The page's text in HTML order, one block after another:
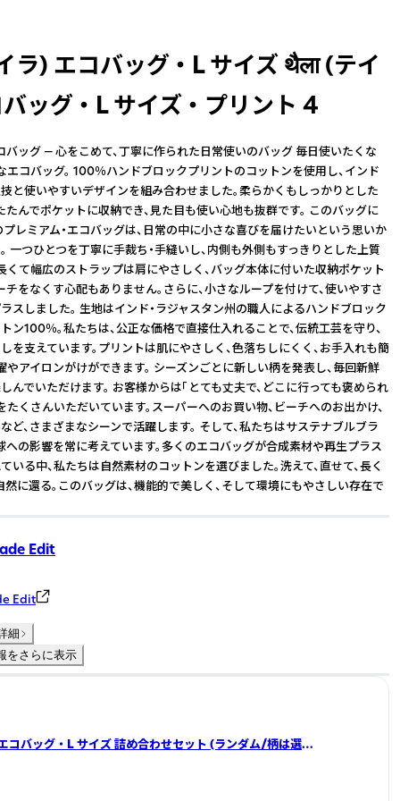
ラ) エコバッグ ・ L サイズ थैला (テイ
ッグ ・ L サイズ ・ プリント 4
バッグ — 心をこめて、丁寧に作られた日常使いのバッグ 毎日使いたくな
エコバッグ。 100％ハンドブロックプリントのコットンを使用し、インド
と使いやすいデザインを組み合わせました。柔らかくもしっかりとした
たんでポケットに収納でき、見た目も使い心地も抜群です。 このバッグに
レミアム・エコバッグは、日常の中に小さな喜びを届けたいという思いか
一つひとつを丁寧に手裁ち・手縫いし、内側も外側もすっきりとした上質
くて幅広のストラップは肩にやさしく、バッグ本体に付いた収納ポケット
チをなくす心配もありません。さらに、小さなループを付けて、使いやすさ
スしました。 生地はインド・ラジャスタン州の職人によるハンドブロック
ン100％。私たちは、公正な価格で直接仕入れることで、伝統工芸を守り、
を支えています。プリントは肌にやさしく、色落ちしにくく、お手入れも簡
やアイロンがけができます。 シーズンごとに新しい柄を発表し、毎回新鮮
んでいただけます。 お客様からは「とても丈夫で、どこに行っても褒められ
たくさんいただいています。スーパーへのお買い物、ビーチへのお出かけ、
ど、さまざまなシーンで活躍します。 そして、私たちはサステナブルブラ
への影響を常に考えています。多くのエコバッグが合成素材や再生プラス
いる中、私たちは自然素材のコットンを選びました。洗えて、直せて、長く
然に還る。このバッグは、機能的で美しく、そして環境にもやさしい存在で
Edit
Edit
細
をさらに表示
コバッグ ・ L サイズ 詰め合わせセット (ランダム/柄は選べ